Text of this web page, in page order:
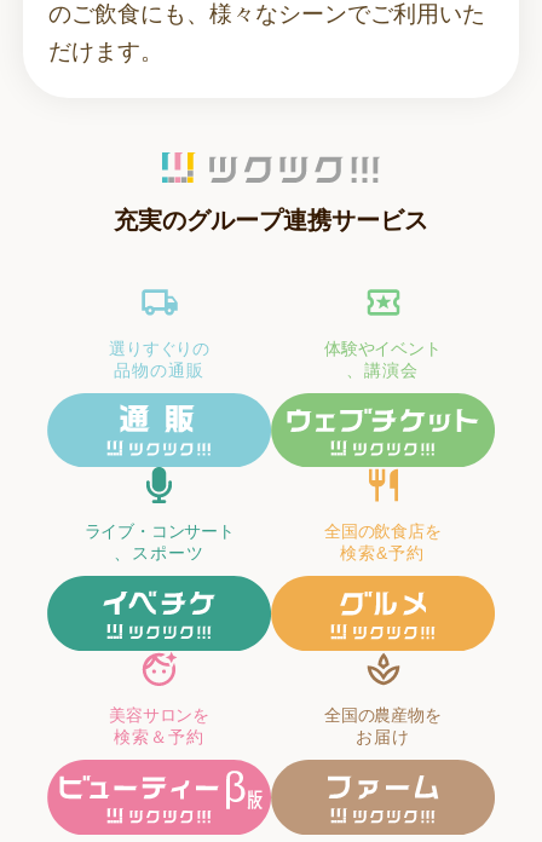
のご飲食にも、様々なシーンでご利用いた
だけます。
充実のグループ連携サービス
選りすぐりの
品物の通販
体験やイベント
、講演会
ライブ・コンサート
、スポーツ
全国の飲食店を
検索&予約
美容サロンを
検索＆予約
全国の農産物を
お届け